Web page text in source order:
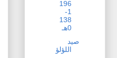
196
1-
138
0هـ
صيد
اللؤلؤ